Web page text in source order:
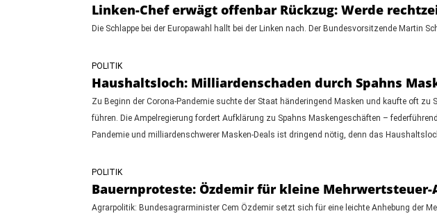
Linken-Chef erwägt offenbar Rückzug: Werde
Die Schlappe bei der Europawahl hallt bei der Linken nach. Der Bundesvorsitzende Martin
POLITIK
Haushaltsloch: Milliardenschaden durch Spahns
Zu Beginn der Corona-Pandemie suchte der Staat händeringend Masken und kaufte oft
führen. Die Ampelregierung fordert Aufklärung zu Spahns Maskengeschäften –
Pandemie und milliardenschwerer Masken-Deals ist dringend nötig, denn das
POLITIK
Bauernproteste: Özdemir für kleine Mehrwertsteuer-
Agrarpolitik: Bundesagrarminister Cem Özdemir setzt sich für eine leichte Anhebung der